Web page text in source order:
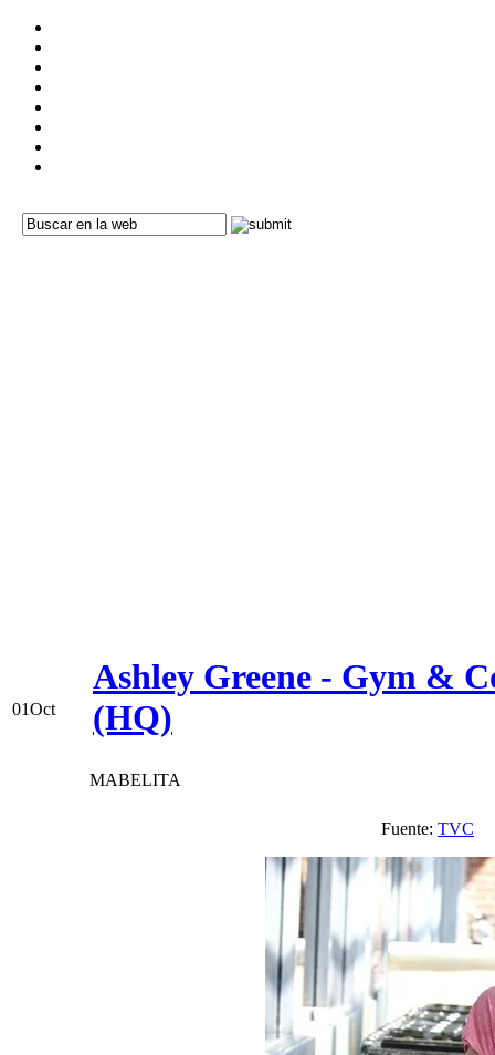
01Oct
Ashley Greene - Gym &
(HQ)
MABELITA
Fuente: TVC